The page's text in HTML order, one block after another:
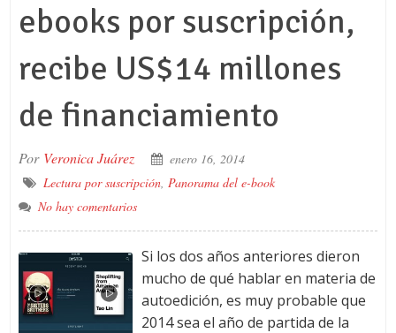
ebooks por suscripción,
recibe US$14 millones
de financiamiento
Por Veronica Juárez
enero 16, 2014
Lectura por suscripción, Panorama del e-book
No hay comentarios
Si los dos años anteriores dieron
mucho de qué hablar en materia de
autoedición, es muy probable que
2014 sea el año de partida de la